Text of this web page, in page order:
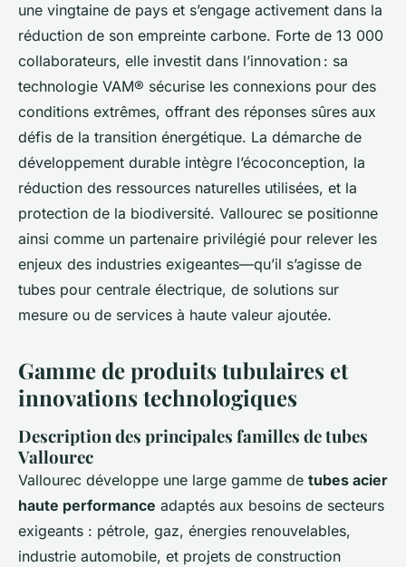
une vingtaine de pays et s’engage activement dans la
réduction de son empreinte carbone. Forte de 13 000
collaborateurs, elle investit dans l’innovation : sa
technologie VAM® sécurise les connexions pour des
conditions extrêmes, offrant des réponses sûres aux
défis de la transition énergétique. La démarche de
développement durable intègre l’écoconception, la
réduction des ressources naturelles utilisées, et la
protection de la biodiversité. Vallourec se positionne
ainsi comme un partenaire privilégié pour relever les
enjeux des industries exigeantes—qu’il s’agisse de
tubes pour centrale électrique, de solutions sur
mesure ou de services à haute valeur ajoutée.
Gamme de produits tubulaires et
innovations technologiques
Description des principales familles de tubes
Vallourec
Vallourec développe une large gamme de tubes acier
haute performance adaptés aux besoins de secteurs
exigeants : pétrole, gaz, énergies renouvelables,
industrie automobile, et projets de construction